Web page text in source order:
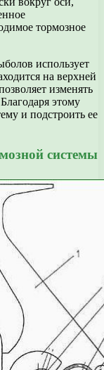
тормозное
использует
на верхней
изменять
этому
и подстроить ее
системы